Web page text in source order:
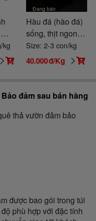
kg
Đang bán
Hàu đá (hào đá)
sống, thịt ngon
béo
Size: 2-3 con/kg
40.000đ/Kg
Bảo đảm sau bán hàng
thả vườn đảm bảo
được bao gói trong túi
phù hợp với đặc tính